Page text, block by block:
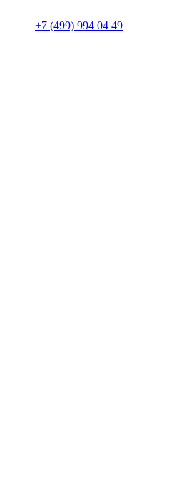
+7 (499) 994 04 49